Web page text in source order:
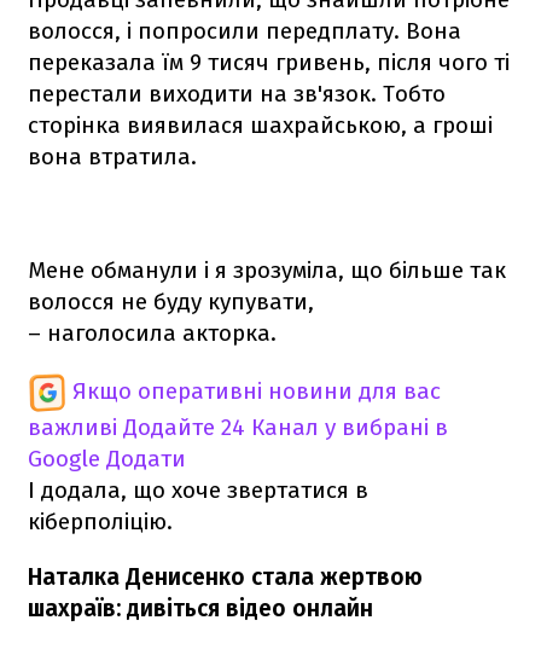
волосся, і попросили передплату. Вона
переказала їм 9 тисяч гривень, після чого ті
перестали виходити на зв'язок. Тобто
сторінка виявилася шахрайською, а гроші
вона втратила.
Мене обманули і я зрозуміла, що більше так
волосся не буду купувати,
– наголосила акторка.
Якщо оперативні новини для вас
важливі Додайте 24 Канал у вибрані в
Google Додати
І додала, що хоче звертатися в
кіберполіцію.
Наталка Денисенко стала жертвою
шахраїв: дивіться відео онлайн